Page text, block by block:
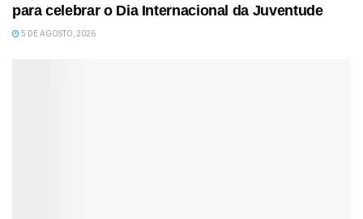
para celebrar o Dia Internacional da Juventude
5 DE AGOSTO, 2026